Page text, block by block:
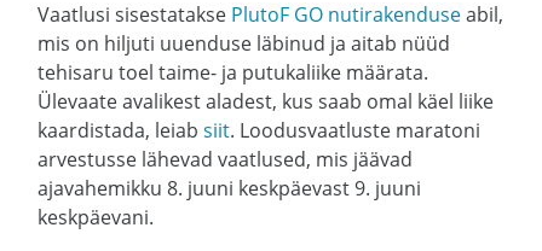
Vaatlusi sisestatakse PlutoF GO nutirakenduseabil,
mis on hiljuti uuenduse läbinud ja aitab nüüd
tehisaru toel taime- ja putukaliike määrata.
Ülevaate avalikest aladest, kus saab omal käel liike
kaardistada, leiabsiit. Loodusvaatluste maratoni
arvestusse lähevad vaatlused, mis jäävad
ajavahemikku 8. juuni keskpäevast 9. juuni
keskpäevani.